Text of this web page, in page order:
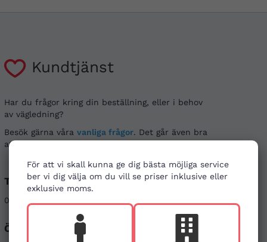
För att vi skall kunna ge dig bästa möjliga service
ber vi dig välja om du vill se priser inklusive eller
exklusive moms.
Kundtjänst
Har du frågor kring din beställning, eller i behov
av vägledning?
Besök gärna våra vanliga frågor. Det går även bra
att kontakta oss genom alternativen nedan.
Telefon
08-121 464 90
E-post
Öppettider Sociala medier